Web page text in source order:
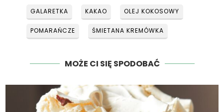
GALARETKA KAKAO OLEJ KOKOSOWY
POMARAŃCZE ŚMIETANA KREMÓWKA
MOŻE CI SIĘ SPODOBAĆ